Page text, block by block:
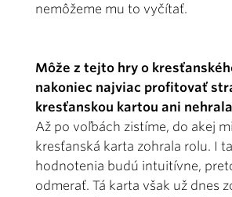
nemôžeme mu to vyčítať.
Môže z tejto hry o
nakoniec najviac profitovať
kresťanskou kartou ani
Až po voľbách zistíme, do akej
kresťanská karta zohrala rolu. I
hodnotenia budú intuitívne,
odmerať. Tá karta však už dnes